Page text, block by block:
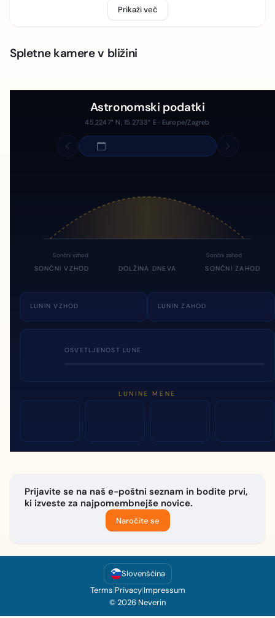
Prikaži več
Spletne kamere v bližini
Astronomski podatki
45.2247° N, 15.2733° E · Europe/Zagreb
Sončni vzhod Sončni zahod
SONČNI VZHOD DOLŽINA DNEVA SONČNI ZAHOD
LUNIN VZHOD LUNIN ZAHOD
OSVETLJENOST LUNE
LUNINE MENE
Prijavite se na naš e-poštni seznam in bodite prvi,
ki izveste za najpomembnejše novice.
Naročite se
Slovenščina
Terms|Privacy|Impressum
© 2026 Neverin